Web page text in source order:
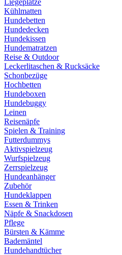
Kühlmatten
Hundebetten
Hundedecken
Hundekissen
Hundematratzen
Reise & Outdoor
Leckerlitaschen & Rucksäcke
Schonbezüge
Hochbetten
Hundeboxen
Hundebuggy
Leinen
Reisenäpfe
Spielen & Training
Futterdummys
Aktivspielzeug
Wurfspielzeug
Zerrspielzeug
Hundeanhänger
Zubehör
Hundeklappen
Essen & Trinken
Näpfe & Snackdosen
Pflege
Bürsten & Kämme
Bademäntel
Hundehandtücher